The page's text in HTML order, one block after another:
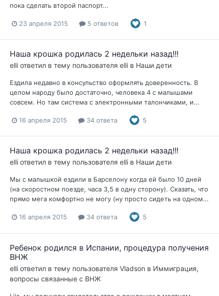
пока сделать второй паспорт...
23 апреля 2015 5 ответов 1
Наша крошка родилась 2 недельки назад!!!
elli ответил в тему пользователя elli в Наши дети
Ездила недавно в консульство оформлять доверенность. В
целом народу было достаточно, человека 4 с малышами
совсем. Но там система с электронными талончиками, и...
16 апреля 2015 34 ответа 5
Наша крошка родилась 2 недельки назад!!!
elli ответил в тему пользователя elli в Наши дети
Мы с малышкой ездили в Барселону когда ей было 10 дней
(на скоростном поезде, часа 3,5 в одну сторону). Сказать, что
прямо мега комфортно не могу (ну просто сидеть на одном...
16 апреля 2015 34 ответа 5
Ребенок родился в Испании, процедура получения
ВНЖ
elli ответил в тему пользователя Vladson в Иммиграция,
вопросы связанные с ВНЖ